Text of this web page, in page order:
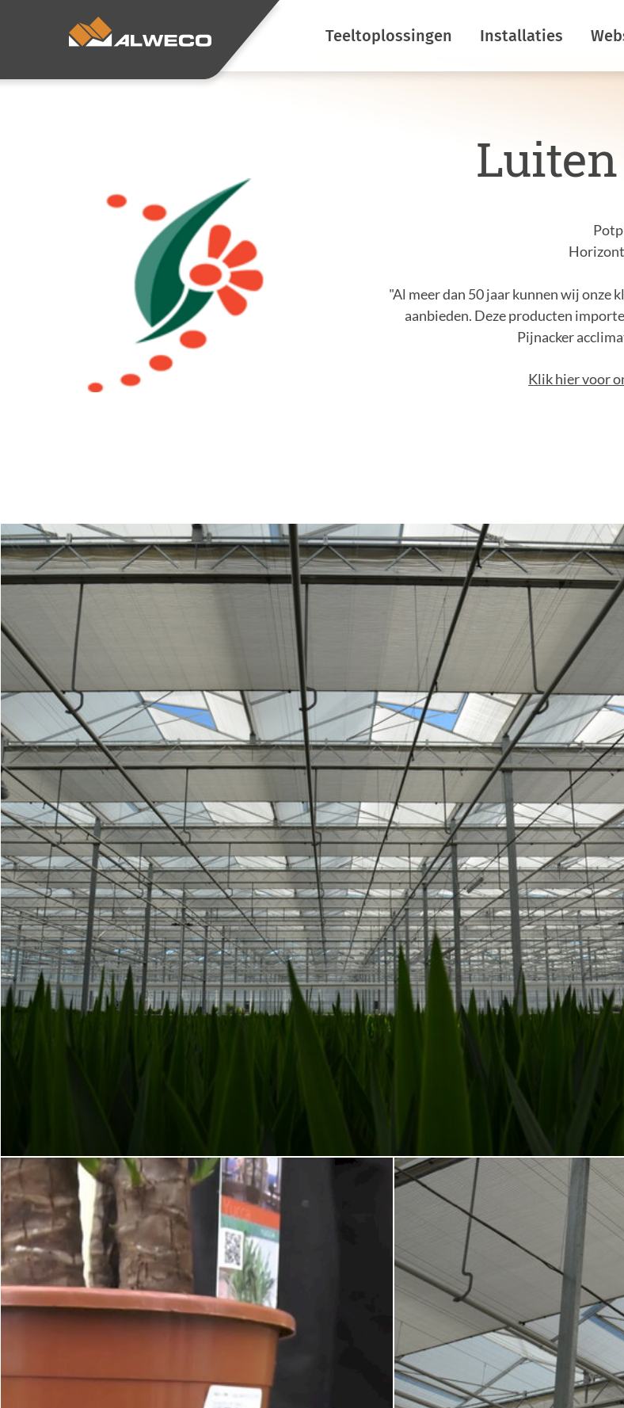
Teeltoplossingen Installaties
Verticale schermen
Insectenwering
"Al meer dan 50 jaar kunnen wij onze
aanbieden. Deze producten
Pijnacker
Klik hier voor